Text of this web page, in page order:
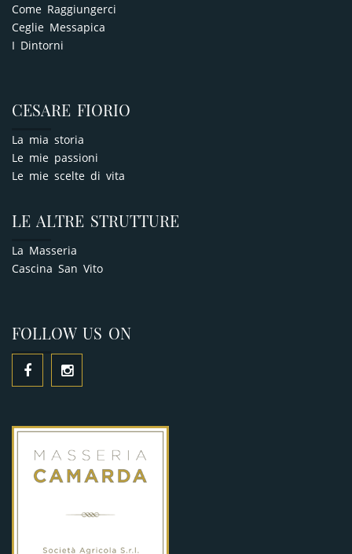
Come Raggiungerci
Ceglie Messapica
I Dintorni
CESARE FIORIO
La mia storia
Le mie passioni
Le mie scelte di vita
LE ALTRE STRUTTURE
La Masseria
Cascina San Vito
FOLLOW US ON